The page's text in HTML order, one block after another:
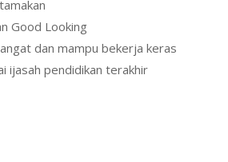
Good Looking
dan mampu bekerja keras
ijasah pendidikan terakhir